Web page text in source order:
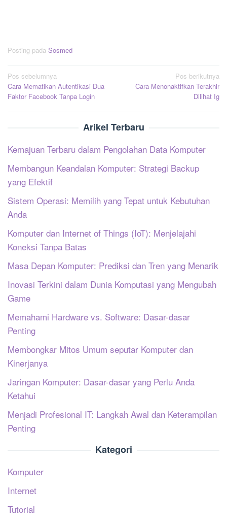
Posting pada Sosmed
Navigasi
pos
Pos sebelumnya
Cara Mematikan Autentikasi Dua
Faktor Facebook Tanpa Login
Pos berikutnya
Cara Menonaktifkan Terakhir
Dilihat Ig
Arikel Terbaru
Kemajuan Terbaru dalam Pengolahan Data Komputer
Membangun Keandalan Komputer: Strategi Backup
yang Efektif
Sistem Operasi: Memilih yang Tepat untuk Kebutuhan
Anda
Komputer dan Internet of Things (IoT): Menjelajahi
Koneksi Tanpa Batas
Masa Depan Komputer: Prediksi dan Tren yang Menarik
Inovasi Terkini dalam Dunia Komputasi yang Mengubah
Game
Memahami Hardware vs. Software: Dasar-dasar
Penting
Membongkar Mitos Umum seputar Komputer dan
Kinerjanya
Jaringan Komputer: Dasar-dasar yang Perlu Anda
Ketahui
Menjadi Profesional IT: Langkah Awal dan Keterampilan
Penting
Kategori
Komputer
Internet
Tutorial